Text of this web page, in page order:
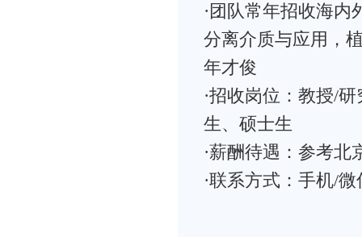
·团队常年招收海
分离介质与应用，
年才俊
·招收岗位：教授/
生、硕士生
·薪酬待遇：参考
·联系方式：手机/